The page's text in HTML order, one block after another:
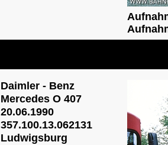
Daimler - Benz
Mercedes O 407
20.06.1990
357.100.13.062131
Ludwigsburg